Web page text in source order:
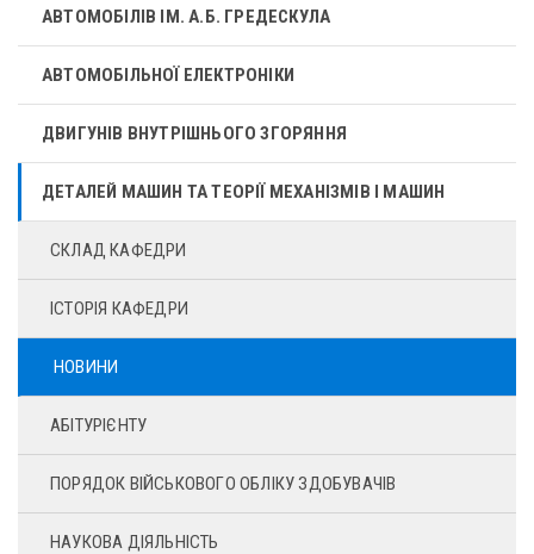
АВТОМОБІЛІВ ІМ. А.Б. ГРЕДЕСКУЛА
АВТОМОБІЛЬНОЇ ЕЛЕКТРОНІКИ
ДВИГУНІВ ВНУТРІШНЬОГО ЗГОРЯННЯ
ДЕТАЛЕЙ МАШИН ТА ТЕОРІЇ МЕХАНІЗМІВ І МАШИН
СКЛАД КАФЕДРИ
ІСТОРІЯ КАФЕДРИ
НОВИНИ
АБІТУРІЄНТУ
ПОРЯДОК ВІЙСЬКОВОГО ОБЛІКУ ЗДОБУВАЧІВ
НАУКОВА ДІЯЛЬНІСТЬ